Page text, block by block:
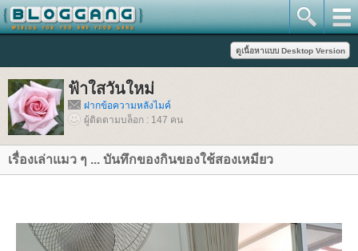
ฟ้าใสวันใหม่
ฝากข้อความหลังไมค์
ผู้ติดตามบล็อก : 147 คน
เรื่องเล่าแมว ๆ ... บันทึกของกินของใช้สองเหมียว